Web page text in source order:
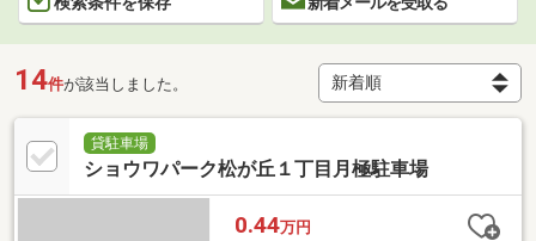
14件が該当しました。
貸駐車場
ショウワパーク松が丘１丁目月極駐車場
0.44万円